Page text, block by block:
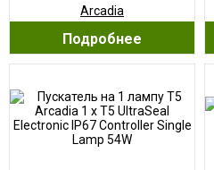
Arcadia
Подробнее